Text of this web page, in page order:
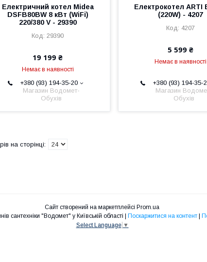
Електричний котел Midea
DSFB80BW 8 кВт (WiFi)
220/380 V - 29390
29390
19 199 ₴
Немає в наявності
+380 (93) 194-35-20
Магазин Водомет-
Обухів
Електрокотел ARTI
(220W) - 4207
4207
5 599 ₴
Немає в наявності
+380 (93) 194-35-
Магазин
Обухів
Сайт створений на маркетплейсі Prom.ua
Поскаржитися на контент
Select Language ▼